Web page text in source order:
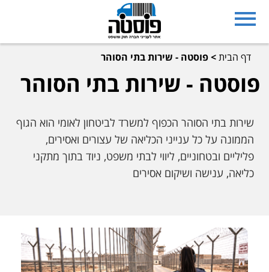
דף הבית>פוסטה - שירות בתי הסוהר
פוסטה - שירות בתי הסוהר
שירות בתי הסוהר הכפוף למשרד לביטחון לאומי הוא הגוף
הממונה על כל ענייני הכליאה של עצורים ואסירים,
פליליים ובטחוניים, ליווי לבתי משפט, ניוד בתוך מתקני
כליאה, ענישה ושיקום אסירים